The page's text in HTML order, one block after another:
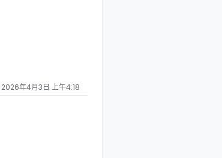
2026年4月3日 上午4:18